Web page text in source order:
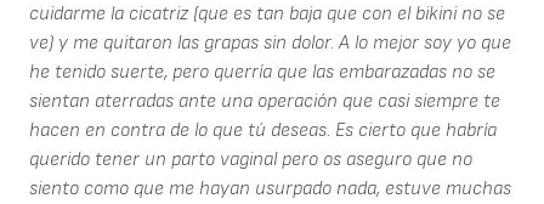
cuidarme la cicatriz (que es tan baja que con el bikini no se
ve) y me quitaron las grapas sin dolor. A lo mejor soy yo que
he tenido suerte, pero querría que las embarazadas no se
sientan aterradas ante una operación que casi siempre te
hacen en contra de lo que tú deseas. Es cierto que habría
querido tener un parto vaginal pero os aseguro que no
siento como que me hayan usurpado nada, estuve muchas